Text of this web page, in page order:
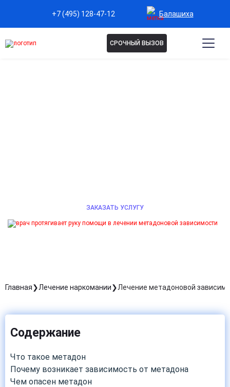
+7 (495) 128-47-12 Балашиха
СРОЧНЫЙ ВЫЗОВ
ЗАКАЗАТЬ УСЛУГУ
Главная Лечение наркомании Лечение метадоновой
Содержание
Что такое метадон
Почему возникает зависимость от метадона
Чем опасен метадон